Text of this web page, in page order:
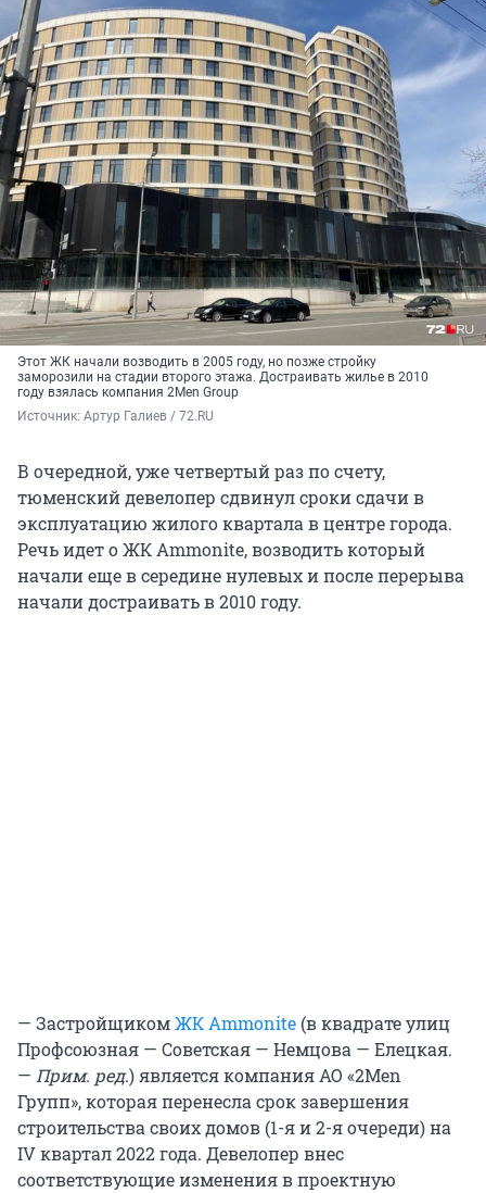
Этот ЖК начали возводить в 2005 году, но позже стройку
заморозили на стадии второго этажа. Достраивать жилье в 2010
году взялась компания 2Men Group
Источник: Артур Галиев / 72.RU
В очередной, уже четвертый раз по счету,
тюменский девелопер сдвинул сроки сдачи в
эксплуатацию жилого квартала в центре города.
Речь идет о ЖК Ammonite, возводить который
начали еще в середине нулевых и после перерыва
начали достраивать в 2010 году.
— ЗастройщикомЖК Ammonite (в квадрате улиц
Профсоюзная — Советская — Немцова — Елецкая.
— Прим. ред.) является компания АО «2Men
Групп», которая перенесла срок завершения
строительства своих домов (1-я и 2-я очереди) на
IV квартал 2022 года. Девелопер внес
соответствующие изменения в проектную